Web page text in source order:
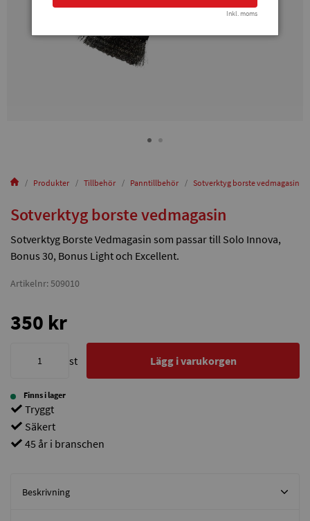
Produkter Tillbehör Panntillbehör Sotverktyg borste vedmagasin
Sotverktyg borste vedmagasin
Sotverktyg Borste Vedmagasin som passar till Solo Innova,
Bonus 30, Bonus Light och Excellent.
Artikelnr: 509010
350 kr
st Lägg i varukorgen
Finns i lager
Tryggt
Säkert
45 år i branschen
Beskrivning
Inkl. moms